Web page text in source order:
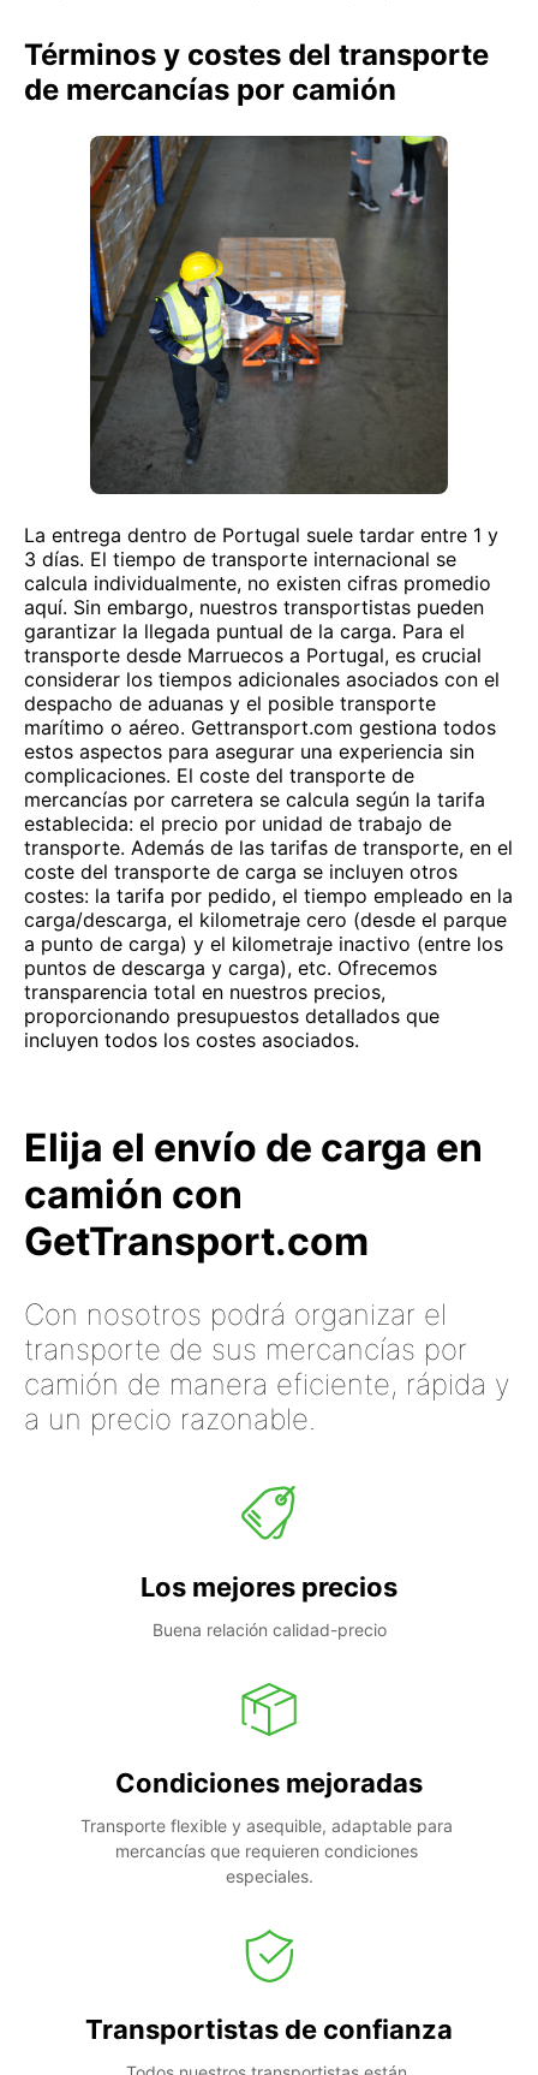
Términos y costes del transporte
de mercancías por camión
La entrega dentro de Portugal suele tardar entre 1 y
3 días. El tiempo de transporte internacional se
calcula individualmente, no existen cifras promedio
aquí. Sin embargo, nuestros transportistas pueden
garantizar la llegada puntual de la carga. Para el
transporte desde Marruecos a Portugal, es crucial
considerar los tiempos adicionales asociados con el
despacho de aduanas y el posible transporte
marítimo o aéreo. Gettransport.com gestiona todos
estos aspectos para asegurar una experiencia sin
complicaciones. El coste del transporte de
mercancías por carretera se calcula según la tarifa
establecida: el precio por unidad de trabajo de
transporte. Además de las tarifas de transporte, en el
coste del transporte de carga se incluyen otros
costes: la tarifa por pedido, el tiempo empleado en la
carga/descarga, el kilometraje cero (desde el parque
a punto de carga) y el kilometraje inactivo (entre los
puntos de descarga y carga), etc. Ofrecemos
transparencia total en nuestros precios,
proporcionando presupuestos detallados que
incluyen todos los costes asociados.
Elija el envío de carga en
camión con
GetTransport.com
Con nosotros podrá organizar el
transporte de sus mercancías por
camión de manera eficiente, rápida y
a un precio razonable.
Los mejores precios
Buena relación calidad-precio
Condiciones mejoradas
Transporte flexible y asequible, adaptable para
mercancías que requieren condiciones
especiales.
Transportistas de confianza